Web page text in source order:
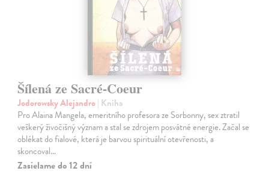
Šílená ze Sacré-Coeur
Jodorowsky Alejandro| Kniha
Pro Alaina Mangela, emeritního profesora ze Sorbonny, sex ztratil
veškerý živočišný význam a stal se zdrojem posvátné energie. Začal se
oblékat do fialové, která je barvou spirituální otevřenosti, a
skoncoval…
Zasielame do 12 dní